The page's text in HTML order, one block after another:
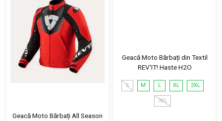
Geacă Moto Bărbați All Season
Geacă Moto Bărbați din Textil
REV'IT! Haste H2O
S M L XL 2XL
3XL